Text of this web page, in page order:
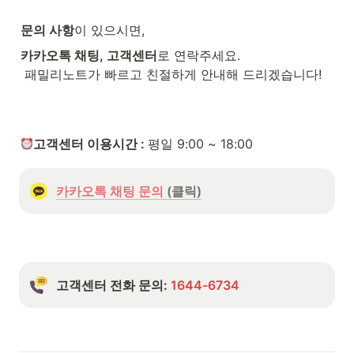
문의 사항이 있으시면,
카카오톡 채팅, 고객센터로 연락주세요.
고객센터 이용시간 : 평일 9:00 ~ 18:00
카카오톡 채팅 문의 (클릭)
고객센터 전화 문의: 1644-6734